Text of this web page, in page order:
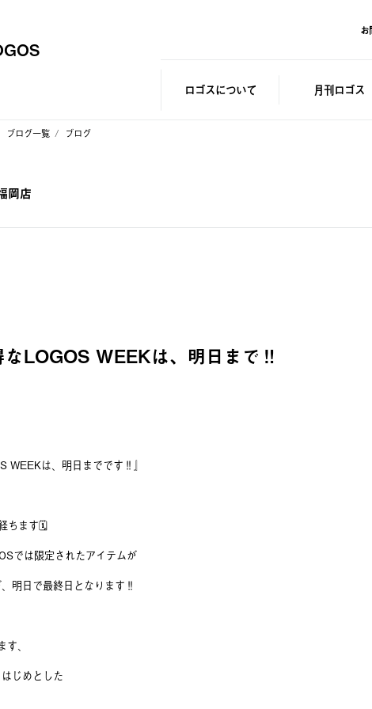
お
ロゴスについて 月刊ロゴス
ブログ一覧 ブログ
岡店
なLOGOS WEEKは、明日まで‼️
WEEKは、明日までです‼️』
ちます🗓
では限定されたアイテムが
明日で最終日となります‼️
、
じめとした